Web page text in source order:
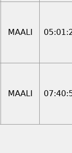
MAALI
MAALI